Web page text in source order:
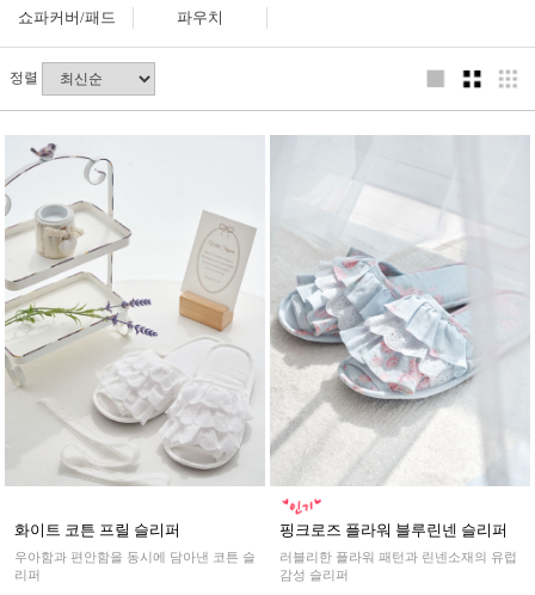
쇼파커버/패드
파우치
정렬
화이트 코튼 프릴 슬리퍼
우아함과 편안함을 동시에 담아낸 코튼 슬
리퍼
핑크로즈 플라워 블루린넨 슬리퍼
러블리한 플라워 패턴과 린넨소재의 유럽
감성 슬리퍼